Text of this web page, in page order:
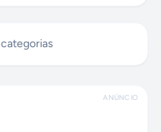
categorias
ANÚNCIO